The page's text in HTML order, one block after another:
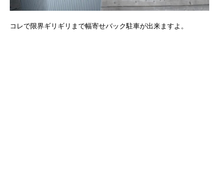
コレで限界ギリギリまで幅寄せバック駐車が出来ますよ。